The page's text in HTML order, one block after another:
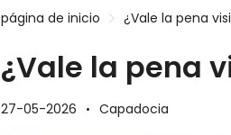
página de inicio ¿Vale la pena
¿Vale la pena
27-05-2026 Capadocia